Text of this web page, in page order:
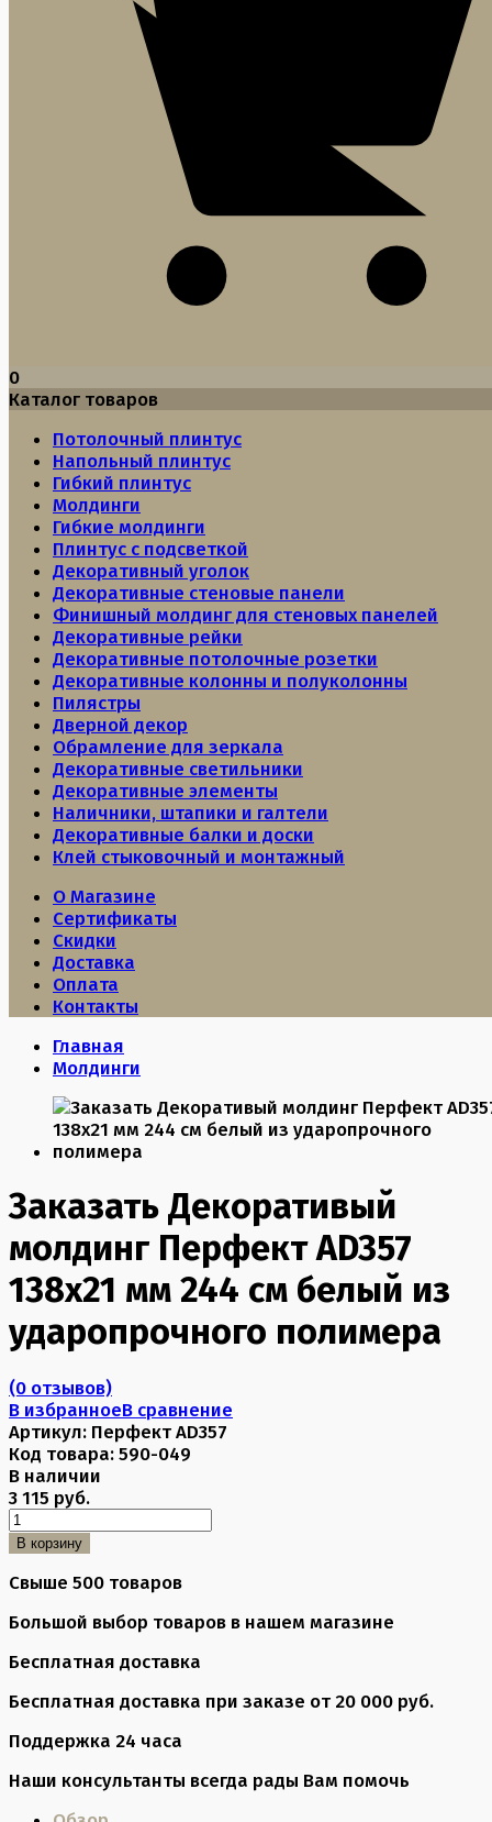
0
Каталог товаров
Потолочный плинтус
Напольный плинтус
Гибкий плинтус
Молдинги
Гибкие молдинги
Плинтус с подсветкой
Декоративный уголок
Декоративные стеновые панели
Финишный молдинг для стеновых панелей
Декоративные рейки
Декоративные потолочные розетки
Декоративные колонны и полуколонны
Пилястры
Дверной декор
Обрамление для зеркала
Декоративные светильники
Декоративные элементы
Наличники, штапики и галтели
Декоративные балки и доски
Клей стыковочный и монтажный
О Магазине
Сертификаты
Скидки
Доставка
Оплата
Контакты
Главная
Молдинги
Заказать Декоративый
молдинг Перфект AD357
138х21 мм 244 см белый из
ударопрочного полимера
(0 отзывов)
В избранноеВ сравнение
Артикул: Перфект AD357
Код товара: 590-049
В наличии
3 115 руб.
В корзину
Свыше 500 товаров
Большой выбор товаров в нашем магазине
Бесплатная доставка
Бесплатная доставка при заказе от 20 000 руб.
Поддержка 24 часа
Наши консультанты всегда рады Вам помочь